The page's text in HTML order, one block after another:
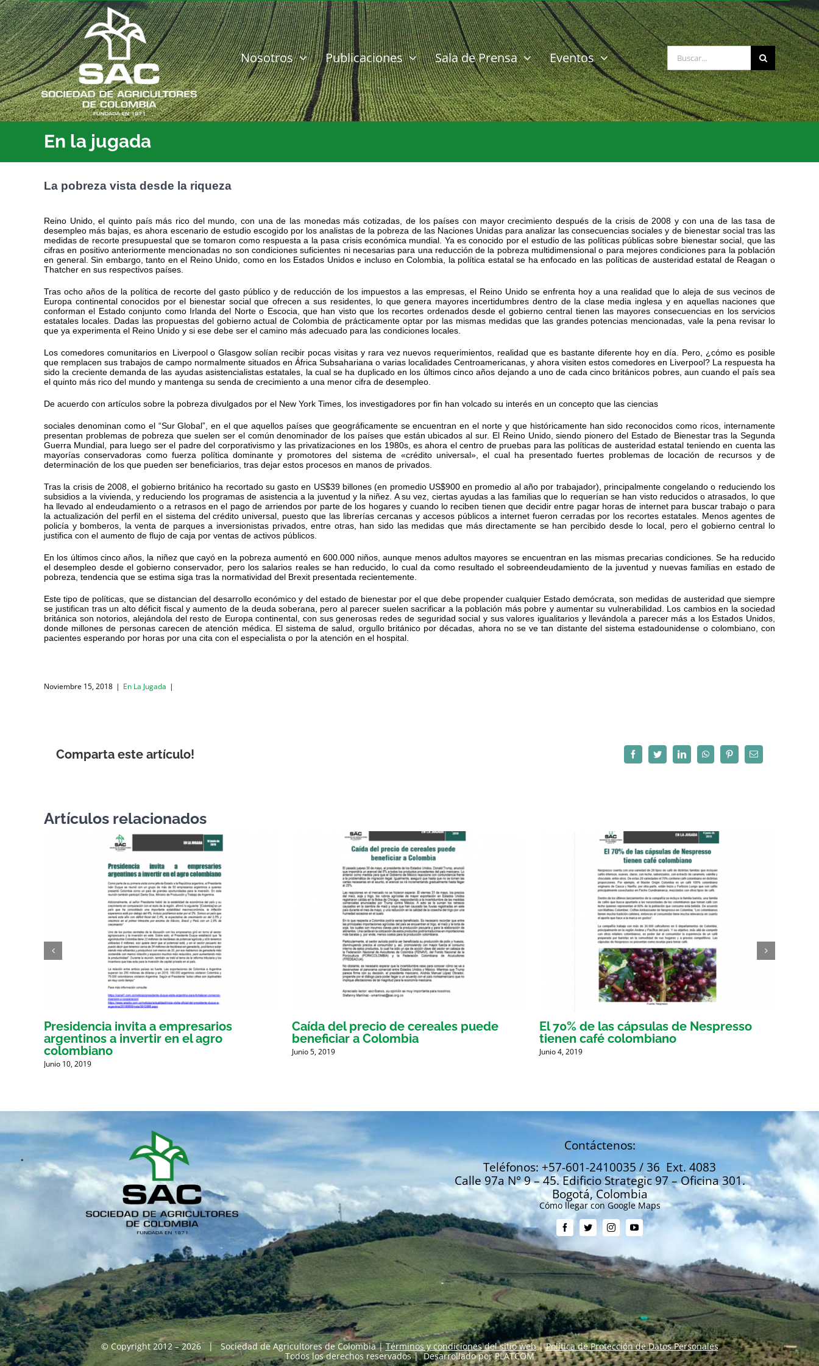
Saltar
al
contenido
Nosotros Publicaciones Sala de Prensa Eventos Buscar:
En la jugada
La pobreza vista desde la riqueza
Reino Unido, el quinto país más rico del mundo, con una de las monedas más cotizadas, de los países con mayor crecimiento después de la crisis de 2008 y con una de las tasa de
desempleo más bajas, es ahora escenario de estudio escogido por los analistas de la pobreza de las Naciones Unidas para analizar las consecuencias sociales y de bienestar social tras las
medidas de recorte presupuestal que se tomaron como respuesta a la pasa crisis económica mundial. Ya es conocido por el estudio de las políticas públicas sobre bienestar social, que las
cifras en positivo anteriormente mencionadas no son condiciones suficientes ni necesarias para una reducción de la pobreza multidimensional o para mejores condiciones para la población
en general. Sin embargo, tanto en el Reino Unido, como en los Estados Unidos e incluso en Colombia, la política estatal se ha enfocado en las políticas de austeridad estatal de Reagan o
Thatcher en sus respectivos países.
Tras ocho años de la política de recorte del gasto público y de reducción de los impuestos a las empresas, el Reino Unido se enfrenta hoy a una realidad que lo aleja de sus vecinos de
Europa continental conocidos por el bienestar social que ofrecen a sus residentes, lo que genera mayores incertidumbres dentro de la clase media inglesa y en aquellas naciones que
conforman el Estado conjunto como Irlanda del Norte o Escocia, que han visto que los recortes ordenados desde el gobierno central tienen las mayores consecuencias en los servicios
estatales locales. Dadas las propuestas del gobierno actual de Colombia de prácticamente optar por las mismas medidas que las grandes potencias mencionadas, vale la pena revisar lo
que ya experimenta el Reino Unido y si ese debe ser el camino más adecuado para las condiciones locales.
Los comedores comunitarios en Liverpool o Glasgow solían recibir pocas visitas y rara vez nuevos requerimientos, realidad que es bastante diferente hoy en día. Pero, ¿cómo es posible
que remplacen sus trabajos de campo normalmente situados en África Subsahariana o varias localidades Centroamericanas, y ahora visiten estos comedores en Liverpool? La respuesta ha
sido la creciente demanda de las ayudas asistencialistas estatales, la cual se ha duplicado en los últimos cinco años dejando a uno de cada cinco británicos pobres, aun cuando el país sea
el quinto más rico del mundo y mantenga su senda de crecimiento a una menor cifra de desempleo.
De acuerdo con artículos sobre la pobreza divulgados por el New York Times, los investigadores por fin han volcado su interés en un concepto que las ciencias
sociales denominan como el “Sur Global”, en el que aquellos países que geográficamente se encuentran en el norte y que históricamente han sido reconocidos como ricos, internamente
presentan problemas de pobreza que suelen ser el común denominador de los países que están ubicados al sur. El Reino Unido, siendo pionero del Estado de Bienestar tras la Segunda
Guerra Mundial, para luego ser el padre del corporativismo y las privatizaciones en los 1980s, es ahora el centro de pruebas para las políticas de austeridad estatal teniendo en cuenta las
mayorías conservadoras como fuerza política dominante y promotores del sistema de «crédito universal», el cual ha presentado fuertes problemas de locación de recursos y de
determinación de los que pueden ser beneficiarios, tras dejar estos procesos en manos de privados.
Tras la crisis de 2008, el gobierno británico ha recortado su gasto en US$39 billones (en promedio US$900 en promedio al año por trabajador), principalmente congelando o reduciendo los
subsidios a la vivienda, y reduciendo los programas de asistencia a la juventud y la niñez. A su vez, ciertas ayudas a las familias que lo requerían se han visto reducidos o atrasados, lo que
ha llevado al endeudamiento o a retrasos en el pago de arriendos por parte de los hogares y cuando lo reciben tienen que decidir entre pagar horas de internet para buscar trabajo o para
la actualización del perfil en el sistema del crédito universal, puesto que las librerías cercanas y accesos públicos a internet fueron cerradas por los recortes estatales. Menos agentes de
policía y bomberos, la venta de parques a inversionistas privados, entre otras, han sido las medidas que más directamente se han percibido desde lo local, pero el gobierno central lo
justifica con el aumento de flujo de caja por ventas de activos públicos.
En los últimos cinco años, la niñez que cayó en la pobreza aumentó en 600.000 niños, aunque menos adultos mayores se encuentran en las mismas precarias condiciones. Se ha reducido
el desempleo desde el gobierno conservador, pero los salarios reales se han reducido, lo cual da como resultado el sobreendeudamiento de la juventud y nuevas familias en estado de
pobreza, tendencia que se estima siga tras la normatividad del Brexit presentada recientemente.
Este tipo de políticas, que se distancian del desarrollo económico y del estado de bienestar por el que debe propender cualquier Estado demócrata, son medidas de austeridad que siempre
se justifican tras un alto déficit fiscal y aumento de la deuda soberana, pero al parecer suelen sacrificar a la población más pobre y aumentar su vulnerabilidad. Los cambios en la sociedad
británica son notorios, alejándola del resto de Europa continental, con sus generosas redes de seguridad social y sus valores igualitarios y llevándola a parecer más a los Estados Unidos,
donde millones de personas carecen de atención médica. El sistema de salud, orgullo británico por décadas, ahora no se ve tan distante del sistema estadounidense o colombiano, con
pacientes esperando por horas por una cita con el especialista o por la atención en el hospital.
Noviembre 15, 2018 | En La Jugada |
Comparta este artículo! FacebookTwitterLinkedInWhatsAppPinterestCorreo
electrónico
Artículos relacionados
Presidencia invita a empresarios
argentinos a invertir en el agro
colombiano
Junio 10, 2019
Caída del precio de cereales puede
beneficiar a Colombia
Junio 5, 2019
El 70% de las cápsulas de Nespresso
tienen café colombiano
Junio 4, 2019
Contáctenos:
Teléfonos: +57-601-2410035 / 36 Ext. 4083
Calle 97a N° 9 – 45. Edificio Strategic 97 – Oficina 301.
Bogotá, Colombia
Cómo llegar con Google Maps
© Copyright 2012 – 2026 | Sociedad de Agricultores de Colombia |Términos y condiciones del sitio web|Política de Protección de Datos Personales
Todos los derechos reservados | Desarrollado porPLATCOM